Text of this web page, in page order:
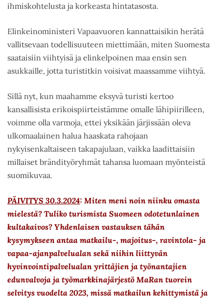
ihmiskohtelusta ja korkeasta hintatasosta.
Elinkeinoministeri Vapaavuoren kannattaisikin herätä
vallitsevaan todellisuuteen miettimään, miten Suomesta
saataisiin viihtyisä ja elinkelpoinen maa ensin sen
asukkaille, jotta turistitkin voisivat maassamme viihtyä.
Sillä nyt, kun maahamme eksyvä turisti kertoo
kansallisista erikoispiirteistämme omalle lähipiirilleen,
voimme olla varmoja, ettei yksikään järjissään oleva
ulkomaalainen halua haaskata rahojaan
nykyisenkaltaiseen takapajulaan, vaikka laadittaisiin
millaiset brändityöryhmät tahansa luomaan myönteistä
suomikuvaa.
PÄIVITYS 30.3.2024: Miten meni noin niinku omasta
mielestä? Tuliko turismista Suomeen odotetunlainen
kultakaivos? Yhdenlaisen vastauksen tähän
kysymykseen antaa matkailu-, majoitus-, ravintola- ja
vapaa-ajanpalvelualan sekä niihin liittyvän
hyvinvointipalvelualan yrittäjien ja työnantajien
edunvalvoja ja työmarkkinajärjestö MaRan tuorein
selvitys vuodelta 2023, missä matkailun kehittymistä ja